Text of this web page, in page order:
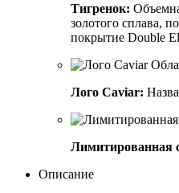
Тигренок:
золотого сплава,
покрытие Double
Лого Caviar:
Лимитированная
Описание